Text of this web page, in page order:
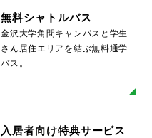
無料シャトルバス
金沢大学角間キャンパスと学生
さん居住エリアを結ぶ無料通学
バス。
入居者向け特典サービス